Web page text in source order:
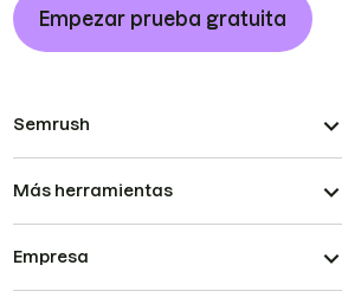
Empezar prueba gratuita
Semrush
Más herramientas
Empresa